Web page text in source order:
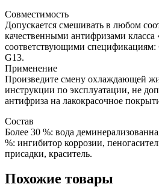
Совместимость
Допускается смешивать в любом
качественными антифризами класса
соответствующими спецификациям:
G13.
Применение
Произведите смену охлаждающей
инструкции по эксплуатации, не
антифриза на лакокрасочное
Состав
Более 30 %: вода
%: ингибитор коррозии,
присадки, краситель.
Похожие товары